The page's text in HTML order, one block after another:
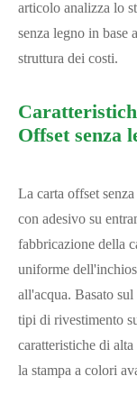
articolo analizza lo
senza legno in base
struttura dei costi.
Offset senza
La carta offset
con adesivo su
fabbricazione della
uniforme
all'acqua. Basato
tipi di rivestimento
caratteristiche di
la stampa a colori